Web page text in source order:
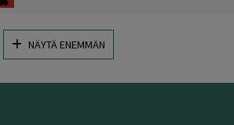
NÄYTÄ ENEMMÄN